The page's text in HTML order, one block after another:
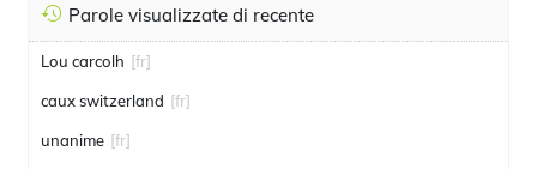
Parole visualizzate di recente
Lou carcolh [fr]
caux switzerland [fr]
unanime [fr]